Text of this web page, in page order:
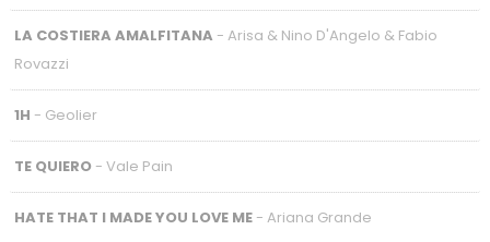
LA COSTIERA AMALFITANA - Arisa & Nino D'Angelo & Fabio
Rovazzi
1H - Geolier
TE QUIERO- Vale Pain
HATE THAT I MADE YOU LOVE ME- Ariana Grande